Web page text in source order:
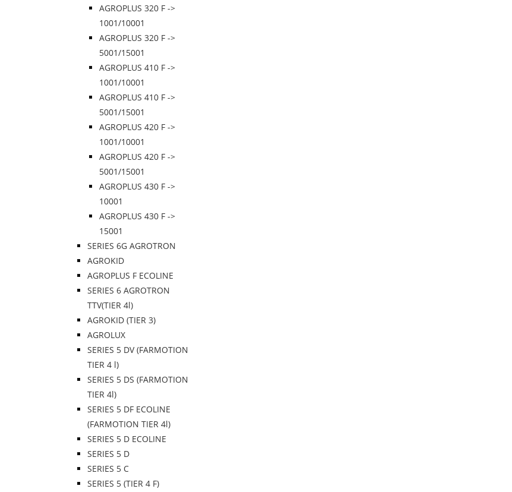
AGROPLUS 320 F ->
1001/10001
AGROPLUS 320 F ->
5001/15001
AGROPLUS 410 F ->
1001/10001
AGROPLUS 410 F ->
5001/15001
AGROPLUS 420 F ->
1001/10001
AGROPLUS 420 F ->
5001/15001
AGROPLUS 430 F ->
10001
AGROPLUS 430 F ->
15001
SERIES 6G AGROTRON
AGROKID
AGROPLUS F ECOLINE
SERIES 6 AGROTRON
TTV(TIER 4l)
AGROKID (TIER 3)
AGROLUX
SERIES 5 DV (FARMOTION
TIER 4 l)
SERIES 5 DS (FARMOTION
TIER 4l)
SERIES 5 DF ECOLINE
(FARMOTION TIER 4l)
SERIES 5 D ECOLINE
SERIES 5 D
SERIES 5 C
SERIES 5 (TIER 4 F)